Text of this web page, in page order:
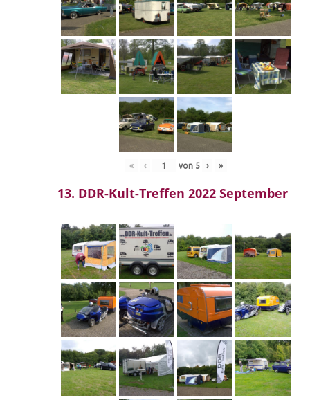
« ‹ von 5 › »
13. DDR-Kult-Treffen 2022 September